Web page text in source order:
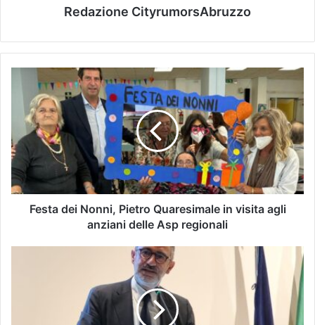
Redazione CityrumorsAbruzzo
Festa dei Nonni, Pietro Quaresimale in visita agli
anziani delle Asp regionali